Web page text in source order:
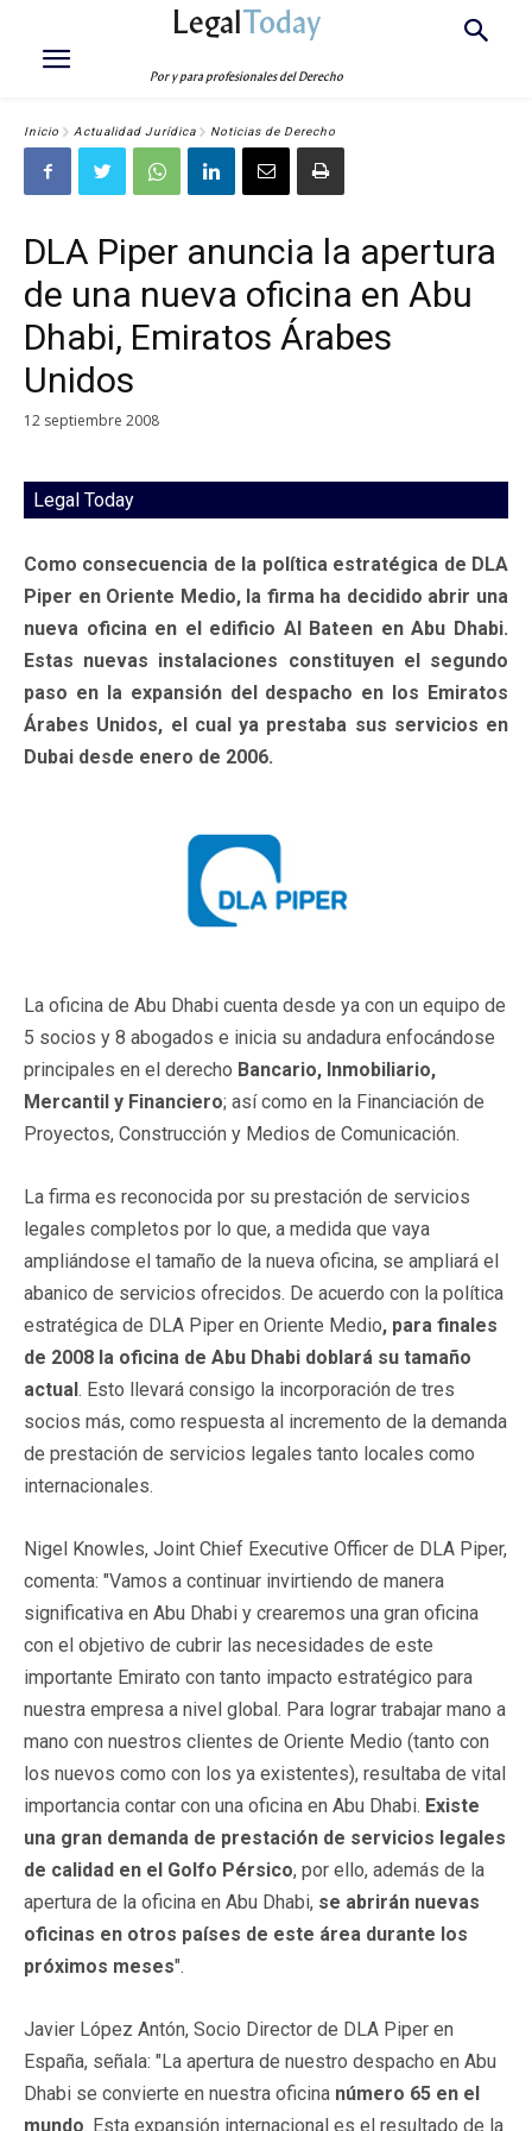
LegalToday
Por y para profesionales del Derecho
Inicio Actualidad Jurídica Noticias de Derecho
DLA Piper anuncia la apertura
de una nueva oficina en Abu
Dhabi, Emiratos Árabes
Unidos
12 septiembre 2008
Legal Today
Como consecuencia de la política estratégica de DLA
Piper en Oriente Medio, la firma ha decidido abrir una
nueva oficina en el edificio Al Bateen en Abu Dhabi.
Estas nuevas instalaciones constituyen el segundo
paso en la expansión del despacho en los Emiratos
Árabes Unidos, el cual ya prestaba sus servicios en
Dubai desde enero de 2006.
La oficina de Abu Dhabi cuenta desde ya con un equipo de
5 socios y 8 abogados e inicia su andadura enfocándose
principales en el derecho Bancario, Inmobiliario,
Mercantil y Financiero; así como en la Financiación de
Proyectos, Construcción y Medios de Comunicación.
La firma es reconocida por su prestación de servicios
legales completos por lo que, a medida que vaya
ampliándose el tamaño de la nueva oficina, se ampliará el
abanico de servicios ofrecidos. De acuerdo con la política
estratégica de DLA Piper en Oriente Medio, para finales
de 2008 la oficina de Abu Dhabi doblará su tamaño
actual. Esto llevará consigo la incorporación de tres
socios más, como respuesta al incremento de la demanda
de prestación de servicios legales tanto locales como
internacionales.
Nigel Knowles, Joint Chief Executive Officer de DLA Piper,
comenta: "Vamos a continuar invirtiendo de manera
significativa en Abu Dhabi y crearemos una gran oficina
con el objetivo de cubrir las necesidades de este
importante Emirato con tanto impacto estratégico para
nuestra empresa a nivel global. Para lograr trabajar mano a
mano con nuestros clientes de Oriente Medio (tanto con
los nuevos como con los ya existentes), resultaba de vital
importancia contar con una oficina en Abu Dhabi. Existe
una gran demanda de prestación de servicios legales
de calidad en el Golfo Pérsico, por ello, además de la
apertura de la oficina en Abu Dhabi, se abrirán nuevas
oficinas en otros países de este área durante los
próximos meses".
Javier López Antón, Socio Director de DLA Piper en
España, señala: "La apertura de nuestro despacho en Abu
Dhabi se convierte en nuestra oficina número 65 en el
mundo. Esta expansión internacional es el resultado de la